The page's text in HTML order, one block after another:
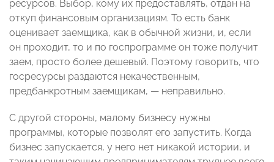
ресурсов. Выбор, кому их предоставлять, отдан на
откуп финансовым организациям. То есть банк
оценивает заемщика, как в обычной жизни, и, если
он проходит, то и по госпрограмме он тоже получит
заем, просто более дешевый. Поэтому говорить, что
госресурсы раздаются некачественным,
предбанкротным заемщикам, — неправильно.
С другой стороны, малому бизнесу нужны
программы, которые позволят его запустить. Когда
бизнес запускается, у него нет никакой истории, и